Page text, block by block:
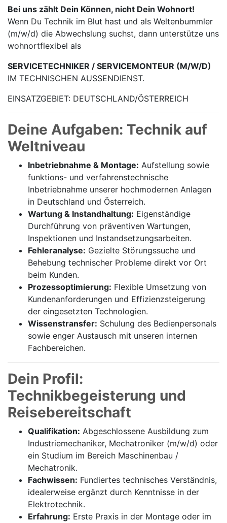
Bei uns zählt Dein Können, nicht Dein Wohnort!
Wenn Du Technik im Blut hast und als Weltenbummler
(m/w/d) die Abwechslung suchst, dann unterstütze uns
wohnortflexibel als
SERVICETECHNIKER / SERVICEMONTEUR (M/W/D)
IM TECHNISCHEN AUSSENDIENST.
EINSATZGEBIET: DEUTSCHLAND/ÖSTERREICH
Deine Aufgaben: Technik auf
Weltniveau
Inbetriebnahme & Montage: Aufstellung sowie
funktions- und verfahrenstechnische
Inbetriebnahme unserer hochmodernen Anlagen
in Deutschland und Österreich.
Wartung & Instandhaltung: Eigenständige
Durchführung von präventiven Wartungen,
Inspektionen und Instandsetzungsarbeiten.
Fehleranalyse: Gezielte Störungssuche und
Behebung technischer Probleme direkt vor Ort
beim Kunden.
Prozessoptimierung: Flexible Umsetzung von
Kundenanforderungen und Effizienzsteigerung
der eingesetzten Technologien.
Wissenstransfer: Schulung des Bedienpersonals
sowie enger Austausch mit unseren internen
Fachbereichen.
Dein Profil:
Technikbegeisterung und
Reisebereitschaft
Qualifikation: Abgeschlossene Ausbildung zum
Industriemechaniker, Mechatroniker (m/w/d) oder
ein Studium im Bereich Maschinenbau /
Mechatronik.
Fachwissen: Fundiertes technisches Verständnis,
idealerweise ergänzt durch Kenntnisse in der
Elektrotechnik.
Erfahrung: Erste Praxis in der Montage oder im